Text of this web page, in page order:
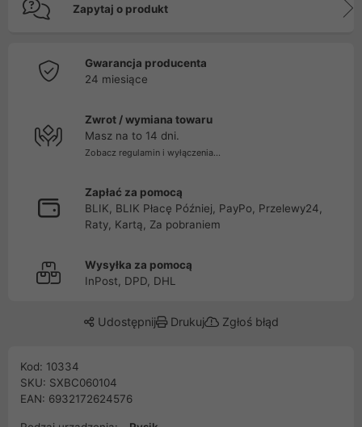
Zapytaj o produkt
Gwarancja producenta
24 miesiące
Zwrot / wymiana towaru
Masz na to 14 dni.
Zobacz regulamin i wyłączenia...
Zapłać za pomocą
BLIK, BLIK Płacę Później, PayPo, Przelewy24,
Raty, Kartą, Za pobraniem
Wysyłka za pomocą
InPost, DPD, DHL
Udostępnij Drukuj Zgłoś błąd
Kod: 10334
SKU: SXBC060104
EAN: 6932172624576